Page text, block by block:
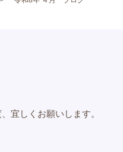
宜しくお願いします。